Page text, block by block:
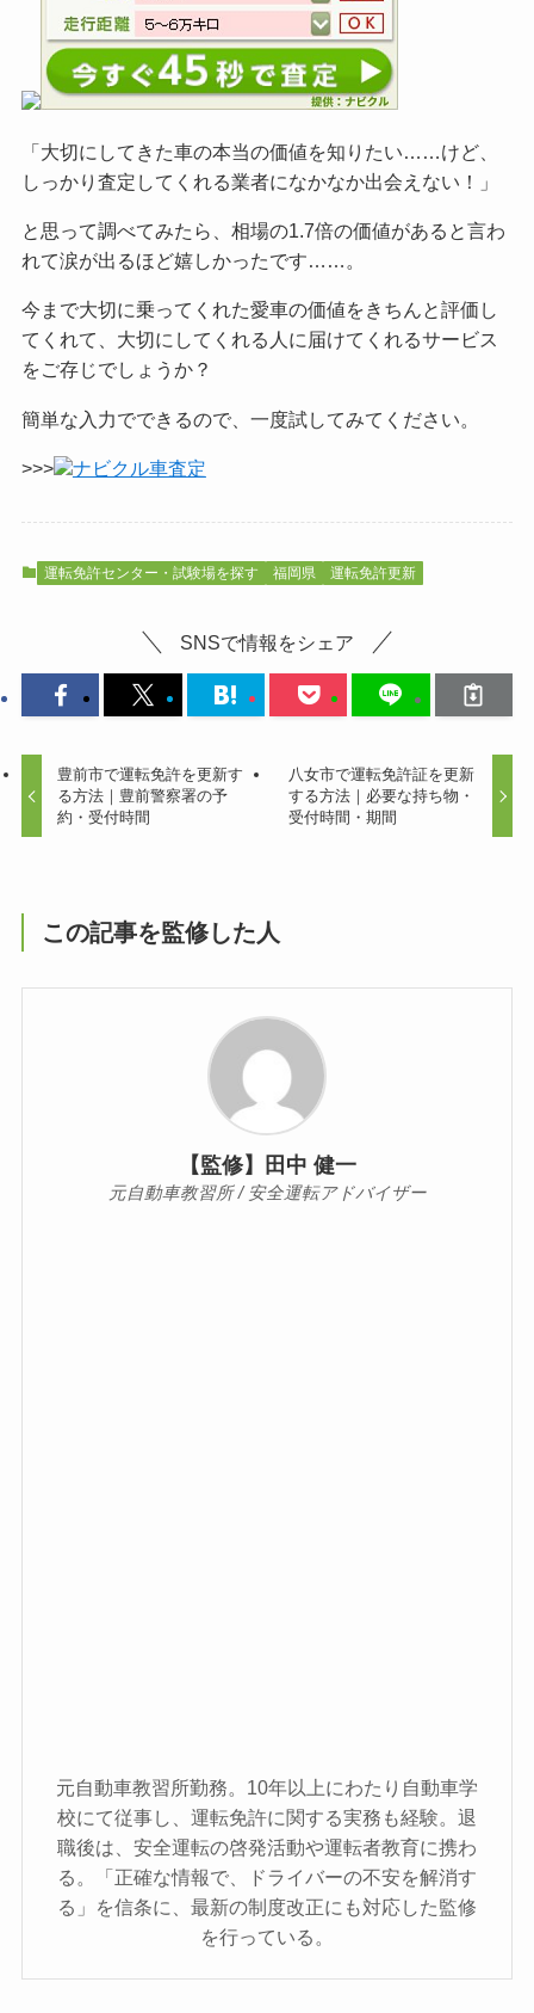
「大切にしてきた車の本当の価値を知りたい……けど、
しっかり査定してくれる業者になかなか出会えない！」
と思って調べてみたら、相場の1.7倍の価値があると言わ
れて涙が出るほど嬉しかったです……。
今まで大切に乗ってくれた愛車の価値をきちんと評価し
てくれて、大切にしてくれる人に届けてくれるサービス
をご存じでしょうか？
簡単な入力でできるので、一度試してみてください。
>>> ナビクル車査定
運転免許センター・試験場を探す 福岡県 運転免許更新
SNSで情報をシェア
豊前市で運転免許を更新す
る方法｜豊前警察署の予
約・受付時間
八女市で運転免許証を更新
する方法｜必要な持ち物・
受付時間・期間
この記事を監修した人
【監修】田中 健一
元自動車教習所 / 安全運転アドバイザー
元自動車教習所勤務。10年以上にわたり自動車学
校にて従事し、運転免許に関する実務も経験。退
職後は、安全運転の啓発活動や運転者教育に携わ
る。「正確な情報で、ドライバーの不安を解消す
る」を信条に、最新の制度改正にも対応した監修
を行っている。